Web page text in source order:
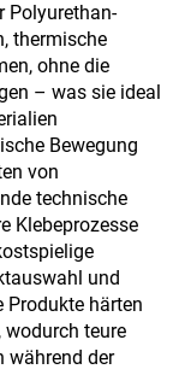
Polyurethan-
thermische
ohne die
– was sie ideal
Bewegung
von
technische
Klebeprozesse
und
Produkte härten
wodurch teure
während der